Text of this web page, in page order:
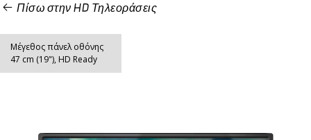
ΤΗΛΕΟΡΆΣΕΙΣ
ΕΙΚΌΝΑ & ΉΧΟΣ
ΝΟΙΚΟΚΥΡΙΌ
Πίσω στην HD Τηλεοράσεις
Μέγεθος πάνελ οθόνης
47 cm (19"), HD Ready